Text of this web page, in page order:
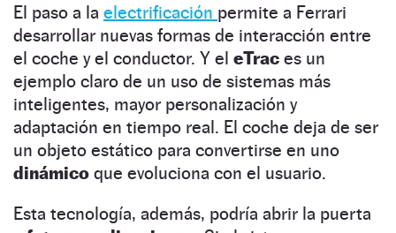
El paso a la electrificación permite a Ferrari
desarrollar nuevas formas de interacción entre
el coche y el conductor. Y el eTrac es un
ejemplo claro de un uso de sistemas más
inteligentes, mayor personalización y
adaptación en tiempo real. El coche deja de ser
un objeto estático para convertirse en uno
dinámico que evoluciona con el usuario.
Esta tecnología, además, podría abrir la puerta